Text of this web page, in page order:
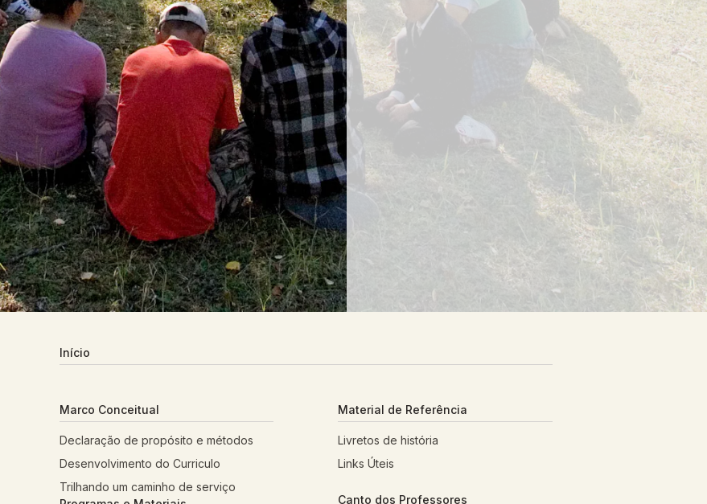
Início
Marco Conceitual
Declaração de propósito e métodos
Desenvolvimento do Curriculo
Trilhando um caminho de serviço
Material de Referência
Livretos de história
Links Úteis
Canto dos Professores